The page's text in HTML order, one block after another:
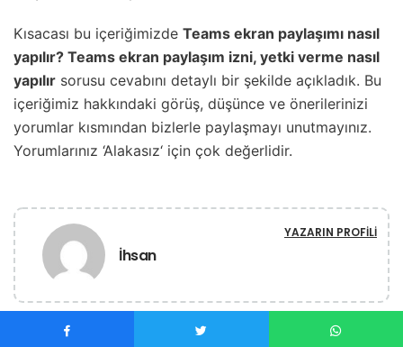
Kısacası bu içeriğimizde Teams ekran paylaşımı nasıl
yapılır? Teams ekran paylaşım izni, yetki verme nasıl
yapılır sorusu cevabını detaylı bir şekilde açıkladık. Bu
içeriğimiz hakkındaki görüş, düşünce ve önerilerinizi
yorumlar kısmından bizlerle paylaşmayı unutmayınız.
Yorumlarınız ‘Alakasız‘ için çok değerlidir.
İhsan
YAZARIN PROFILI